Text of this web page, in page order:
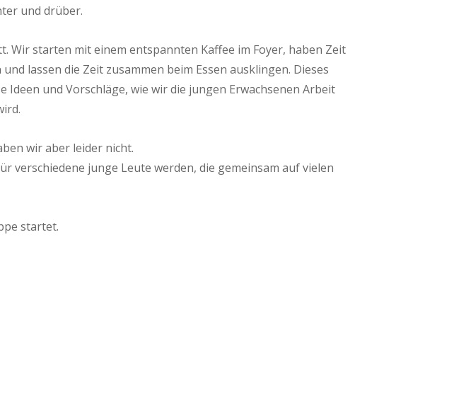
und drüber.
Wir starten mit einem entspannten Kaffee im Foyer, haben Zeit
lassen die Zeit zusammen beim Essen ausklingen. Dieses
und Vorschläge, wie wir die jungen Erwachsenen Arbeit
wir aber leider nicht.
verschiedene junge Leute werden, die gemeinsam auf vielen
startet.